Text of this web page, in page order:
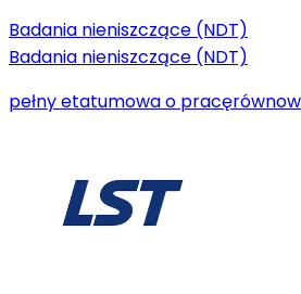
Badania nieniszczące (NDT)
Badania nieniszczące (NDT)
pełny etatumowa o pracę